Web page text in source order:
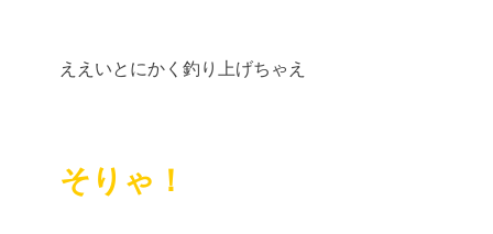
ええいとにかく釣り上げちゃえ
そりゃ！